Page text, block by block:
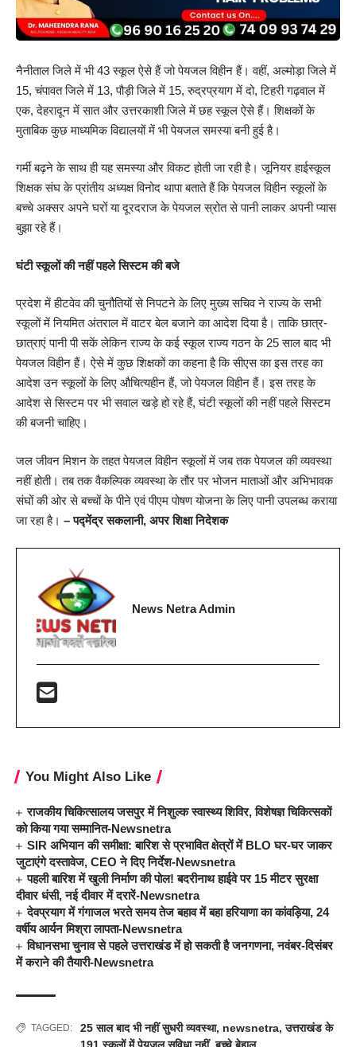
नैनीताल जिले में भी 43 स्कूल ऐसे हैं जो पेयजल विहीन हैं। वहीं, अल्मोड़ा जिले में
15, चंपावत जिले में 13, पौड़ी जिले में 15, रुद्रप्रयाग में दो, टिहरी गढ़वाल में
एक, देहरादून में सात और उत्तरकाशी जिले में छह स्कूल ऐसे हैं। शिक्षकों के
मुताबिक कुछ माध्यमिक विद्यालयों में भी पेयजल समस्या बनी हुई है।
गर्मी बढ़ने के साथ ही यह समस्या और विकट होती जा रही है। जूनियर हाईस्कूल
शिक्षक संघ के प्रांतीय अध्यक्ष विनोद थापा बताते हैं कि पेयजल विहीन स्कूलों के
बच्चे अक्सर अपने घरों या दूरदराज के पेयजल स्रोत से पानी लाकर अपनी प्यास
बुझा रहे हैं।
घंटी स्कूलों की नहीं पहले सिस्टम की बजे
प्रदेश में हीटवेव की चुनौतियों से निपटने के लिए मुख्य सचिव ने राज्य के सभी
स्कूलों में नियमित अंतराल में वाटर बेल बजाने का आदेश दिया है। ताकि छात्र-
छात्राएं पानी पी सकें लेकिन राज्य के कई स्कूल राज्य गठन के 25 साल बाद भी
पेयजल विहीन हैं। ऐसे में कुछ शिक्षकों का कहना है कि सीएस का इस तरह का
आदेश उन स्कूलों के लिए औचित्यहीन हैं, जो पेयजल विहीन हैं। इस तरह के
आदेश से सिस्टम पर भी सवाल खड़े हो रहे हैं, घंटी स्कूलों की नहीं पहले सिस्टम
की बजनी चाहिए।
जल जीवन मिशन के तहत पेयजल विहीन स्कूलों में जब तक पेयजल की व्यवस्था
नहीं होती। तब तक वैकल्पिक व्यवस्था के तौर पर भोजन माताओं और अभिभावक
संघों की ओर से बच्चों के पीने एवं पीएम पोषण योजना के लिए पानी उपलब्ध कराया
जा रहा है। – पद्मेंद्र सकलानी, अपर शिक्षा निदेशक
News Netra Admin
You Might Also Like
राजकीय चिकित्सालय जसपुर में निशुल्क स्वास्थ्य शिविर, विशेषज्ञ चिकित्सकों
को किया गया सम्मानित-Newsnetra
SIR अभियान की समीक्षा: बारिश से प्रभावित क्षेत्रों में BLO घर-घर जाकर
जुटाएंगे दस्तावेज, CEO ने दिए निर्देश-Newsnetra
पहली बारिश में खुली निर्माण की पोल! बदरीनाथ हाईवे पर 15 मीटर सुरक्षा
दीवार धंसी, नई दीवार में दरारें-Newsnetra
देवप्रयाग में गंगाजल भरते समय तेज बहाव में बहा हरियाणा का कांवड़िया, 24
वर्षीय आर्यन मिश्रा लापता-Newsnetra
विधानसभा चुनाव से पहले उत्तराखंड में हो सकती है जनगणना, नवंबर-दिसंबर
में कराने की तैयारी-Newsnetra
TAGGED: 25 साल बाद भी नहीं सुधरी व्यवस्था, newsnetra,उत्तराखंड के